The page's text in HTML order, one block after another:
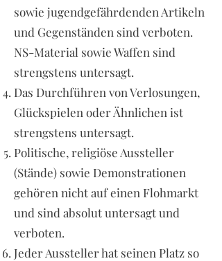
sowie jugendgefährdenden Artikeln
und Gegenständen sind verboten.
NS-Material sowie Waffen sind
strengstens untersagt.
Das Durchführen von Verlosungen,
Glückspielen oder Ähnlichen ist
strengstens untersagt.
Politische, religiöse Aussteller
(Stände) sowie Demonstrationen
gehören nicht auf einen Flohmarkt
und sind absolut untersagt und
verboten.
Jeder Aussteller hat seinen Platz so